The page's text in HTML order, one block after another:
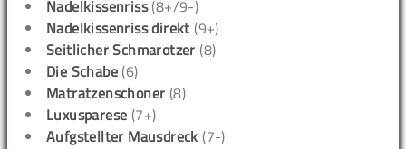
Nadelkissenriss(8+/9-)
Nadelkissenriss direkt (9+)
Seitlicher Schmarotzer (8)
Die Schabe (6)
Matratzenschoner (8)
Luxusparese (7+)
Aufgstellter Mausdreck (7-)